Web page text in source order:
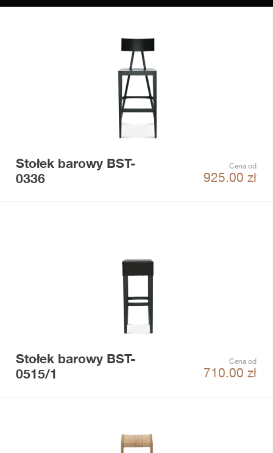
Stołek barowy BST-
0336
Cena od
925.00 zł
Stołek barowy BST-
0515/1
Cena od
710.00 zł